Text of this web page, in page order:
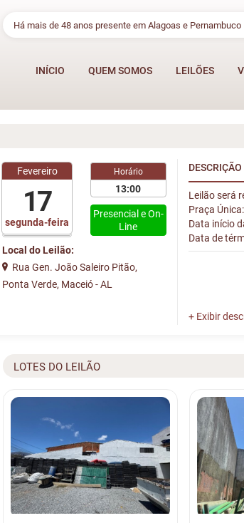
Há mais de 48 anos presente em Alagoas e Pernambuco
INÍCIO QUEM SOMOS LEILÕES
segunda-feira
Fevereiro
17
Horário
13:00
Presencial e On-
Line
Local do Leilão:
Rua Gen. João Saleiro Pitão,
Ponta Verde, Maceió - AL
Leilão será
Praça
Data início
Data de
LOTES DO LEILÃO